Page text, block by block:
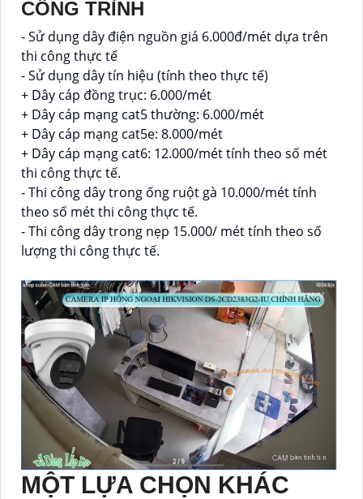
CÔNG TRÌNH
- Sử dụng dây điện nguồn giá 6.000đ/mét dựa trên
thi công thực tế
- Sử dụng dây tín hiệu (tính theo thực tế)
+ Dây cáp đồng trục: 6.000/mét
+ Dây cáp mạng cat5 thường: 6.000/mét
+ Dây cáp mạng cat5e: 8.000/mét
+ Dây cáp mạng cat6: 12.000/mét tính theo số mét
thi công thực tế.
- Thi công dây trong ống ruột gà 10.000/mét tính
theo số mét thi công thực tế.
- Thi công dây trong nẹp 15.000/ mét tính theo số
lượng thi công thực tế.
MỘT LỰA CHỌN KHÁC